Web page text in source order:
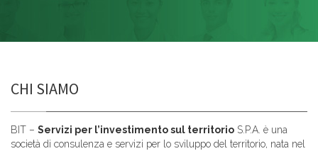
CHI SIAMO
BIT – Servizi per l’investimento sul territorio S.P.A. è una
società di consulenza e servizi per lo sviluppo del territorio, nata nel